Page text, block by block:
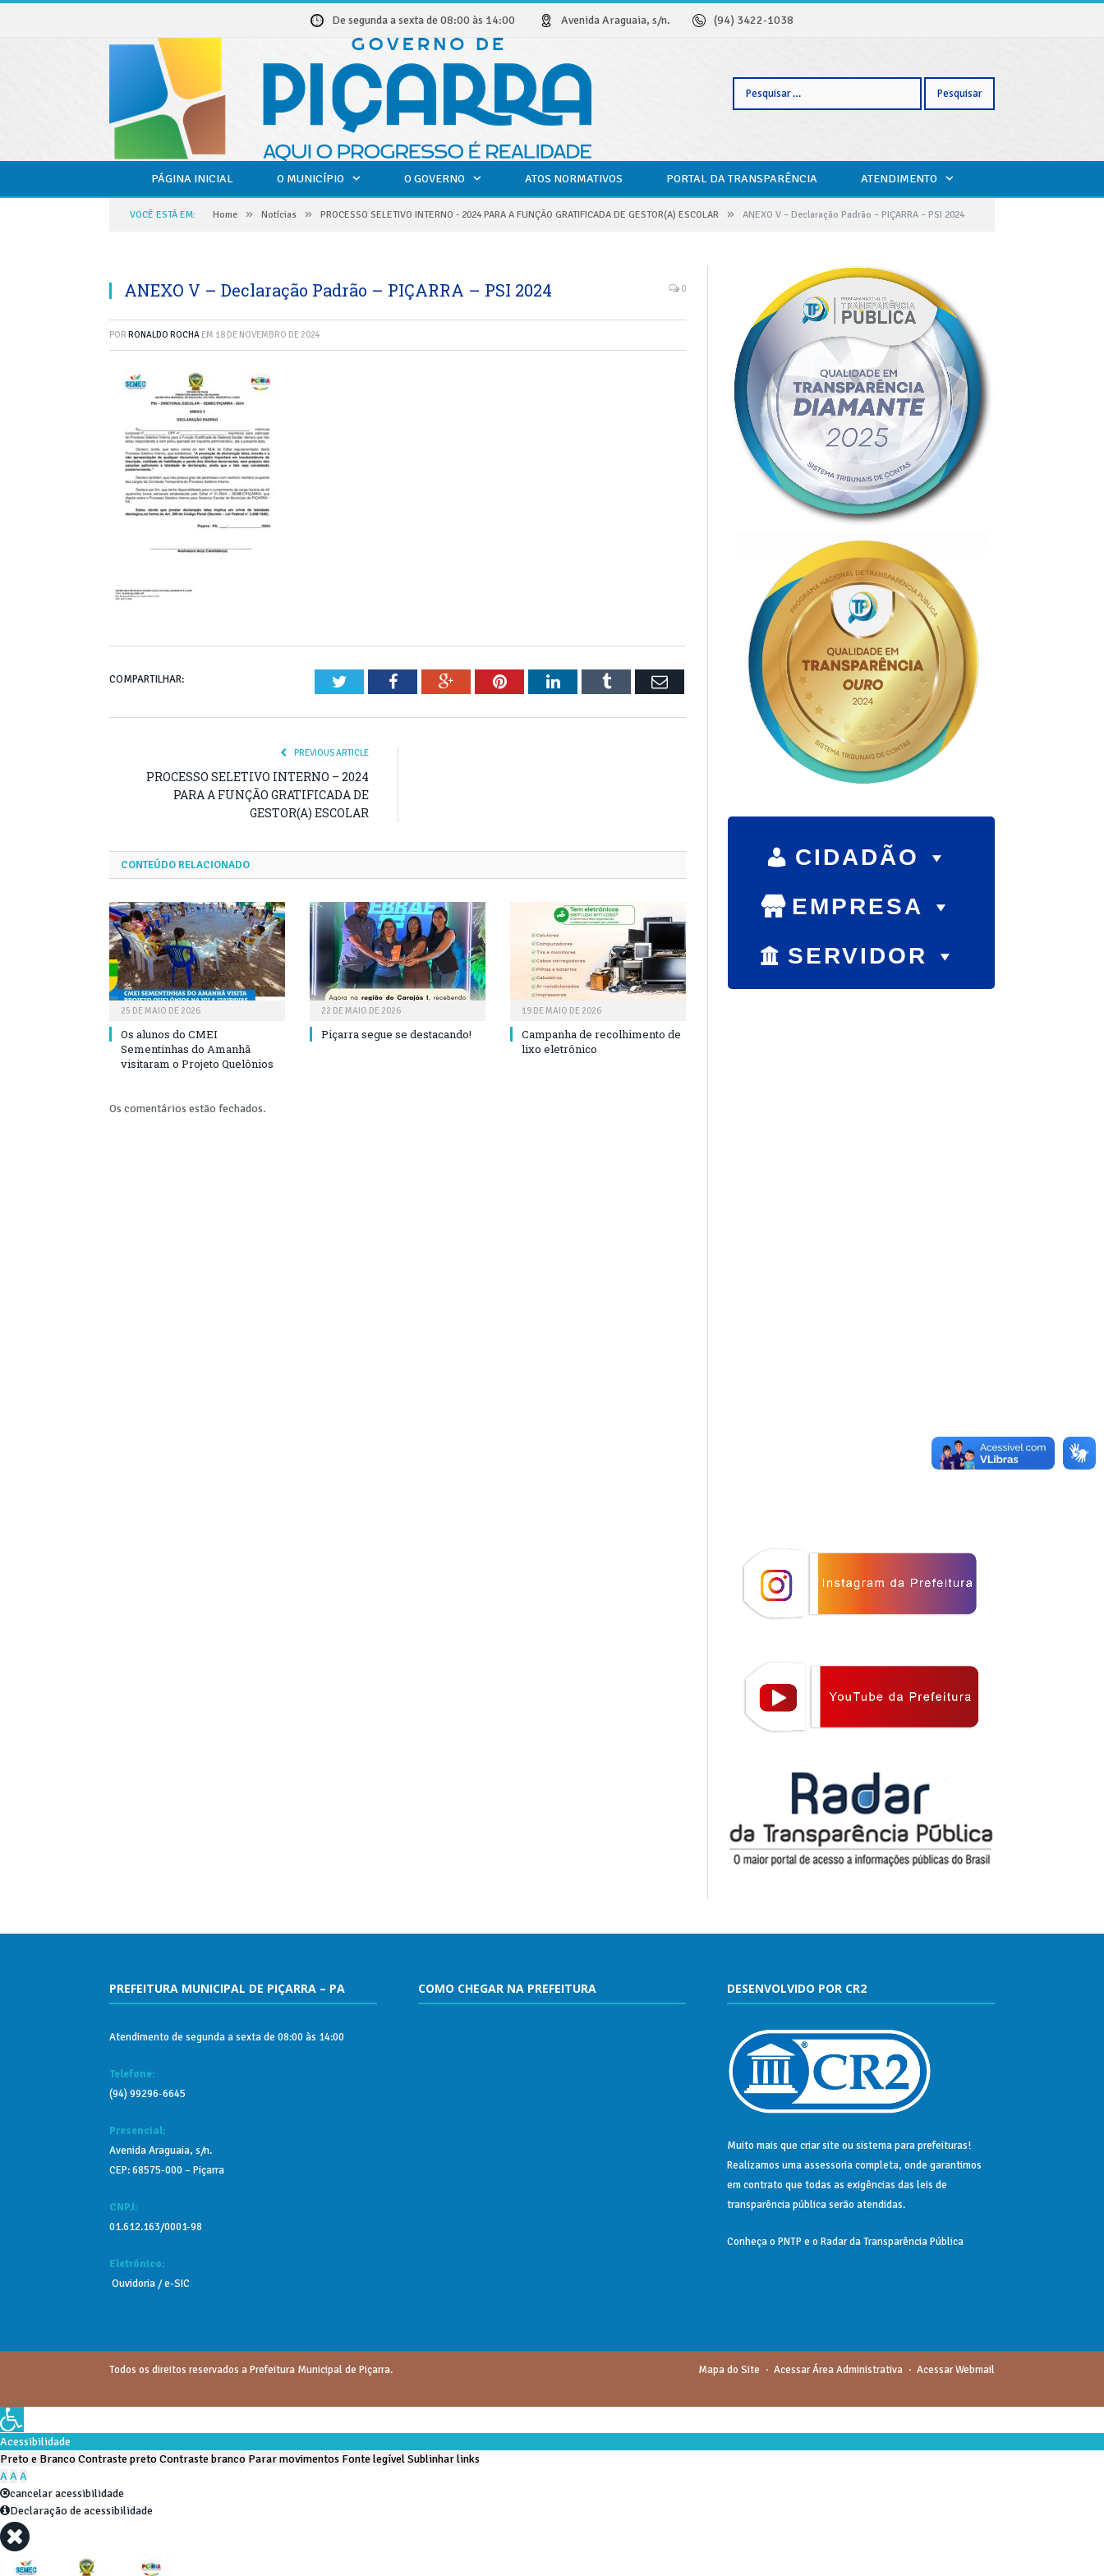
De segunda a sexta de 08:00 às 14:00 Avenida Araguaia, s/n. (94) 3422-1038
Pesquisar
PÁGINA INICIAL O MUNICÍPIO O GOVERNO ATOS NORMATIVOS PORTAL DA TRANSPARÊNCIA ATENDIMENTO
VOCÊ ESTÁ EM: Home » Notícias » PROCESSO SELETIVO INTERNO - 2024 PARA A FUNÇÃO GRATIFICADA DE GESTOR(A) ESCOLAR » ANEXO V – Declaração Padrão – PIÇARRA – PSI 2024
ANEXO V – Declaração Padrão – PIÇARRA – PSI 2024 0
POR RONALDO ROCHA EM 18 DE NOVEMBRO DE 2024
COMPARTILHAR: TwitterFacebookGoogle+PinterestLinkedInTumblr Email
PREVIOUS ARTICLE
PROCESSO SELETIVO INTERNO – 2024
PARA A FUNÇÃO GRATIFICADA DE
GESTOR(A) ESCOLAR
CONTEÚDO RELACIONADO
25 DE MAIO DE 2026
Os alunos do CMEI
Sementinhas do Amanhã
visitaram o Projeto Quelônios
22 DE MAIO DE 2026
Piçarra segue se destacando!
19 DE MAIO DE 2026
Campanha de recolhimento de
lixo eletrônico
Os comentários estão fechados.
CIDADÃO
EMPRESA
SERVIDOR
PREFEITURA MUNICIPAL DE PIÇARRA – PA
Atendimento de segunda a sexta de 08:00 às 14:00
Telefone:
(94) 99296-6645
Presencial:
Avenida Araguaia, s/n.
CEP: 68575-000 – Piçarra
CNPJ:
01.612.163/0001-98
Eletrônico:
Ouvidoria /e-SIC
COMO CHEGAR NA PREFEITURA DESENVOLVIDO POR CR2
Muito mais que criar site ousistema para prefeituras!
Realizamos umaassessoriacompleta, onde garantimos
em contrato que todas as exigências das leis de
transparência públicaserão atendidas.
Conheça o PNTP e o Radar da Transparência Pública
Todos os direitos reservados a Prefeitura Municipal de Piçarra. Mapa do Site Acessar Área Administrativa Acessar Webmail
Acessibilidade
Preto e BrancoContraste pretoContraste branco Parar movimentos Fonte legívelSublinhar links
AAA
cancelar acessibilidade
Declaração de acessibilidade